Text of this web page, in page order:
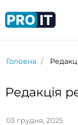
Головна
Редакція
03 грудня, 2025